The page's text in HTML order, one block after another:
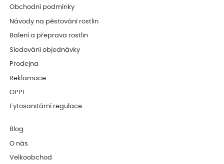
Obchodní podmínky
Návody na pěstování rostlin
Balení a přeprava rostlin
Sledování objednávky
Prodejna
Reklamace
OPPI
Fytosanitární regulace
Blog
O nás
Velkoobchod